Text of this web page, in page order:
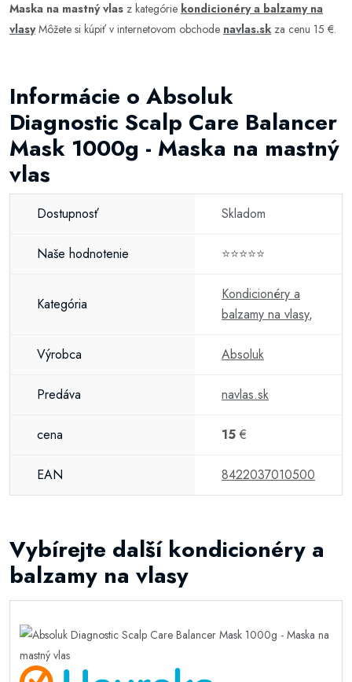
Maska na mastný vlas z kategórie kondicionéry a balzamy na
vlasyMôžete si kúpiť v internetovom obchode navlas.sk za cenu 15 €.
Informácie o Absoluk
Diagnostic Scalp Care Balancer
Mask 1000g - Maska na mastný
vlas
Dostupnosť Skladom
Naše hodnotenie ⭐⭐⭐⭐⭐
Kategória
Kondicionéry a
balzamy na vlasy,
Výrobca Absoluk
Predáva navlas.sk
cena 15 €
EAN 8422037010500
Vybírejte další kondicionéry a
balzamy na vlasy